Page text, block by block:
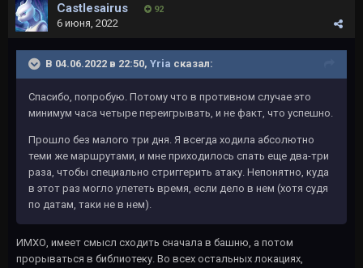
Castlesairus 92
6 июня, 2022
В 04.06.2022 в 22:50, Yria сказал:
Спасибо, попробую. Потому что в противном случае это
минимум часа четыре переигрывать, и не факт, что успешно.
Прошло без малого три дня. Я всегда ходила абсолютно
теми же маршрутами, и мне приходилось спать еще два-три
раза, чтобы специально стриггерить атаку. Непонятно, куда
в этот раз могло улететь время, если дело в нем (хотя судя
по датам, таки не в нем).
ИМХО, имеет смысл сходить сначала в башню, а потом
прорываться в библиотеку. Во всех остальных локациях,